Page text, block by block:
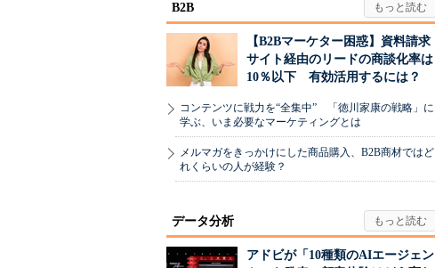
B2B
【B2Bマーケター困惑】資料請求
サイト経由のリードの商談化率は
10％以下 有効活用するには？
コンテンツに戦力を“全集中” 「徳川家康の戦略」に
学ぶ、いま必要なマーケティングとは
メルマガをきっかけにした商品購入、B2B商材ではど
れくらいの人が経験？
データ分析
アドビが「10種類のAIエージェン